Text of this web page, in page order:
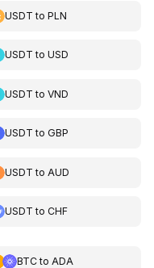
USDT toPLN
USDT toUSD
USDT toVND
USDT toGBP
USDT to AUD
USDT toCHF
BTCto ADA